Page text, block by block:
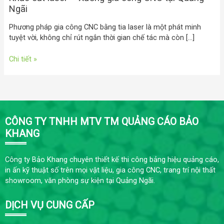
Ngãi
Phương pháp gia công CNC bằng tia laser là một phát minh
tuyệt vời, không chỉ rút ngắn thời gian chế tác mà còn […]
Chi tiết »
CÔNG TY TNHH MTV TM QUẢNG CÁO BẢO
KHANG
Công ty Bảo Khang chuyên thiết kế thi công bảng hiệu quảng cáo,
in ấn kỹ thuật số trên mọi vật liệu, gia công CNC, trang trí nội thất
showroom, văn phòng sự kiện tại Quảng Ngãi.
DỊCH VỤ CUNG CẤP